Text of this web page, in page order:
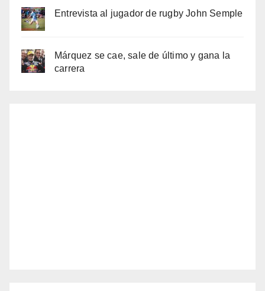
Entrevista al jugador de rugby John Semple
Márquez se cae, sale de último y gana la
carrera